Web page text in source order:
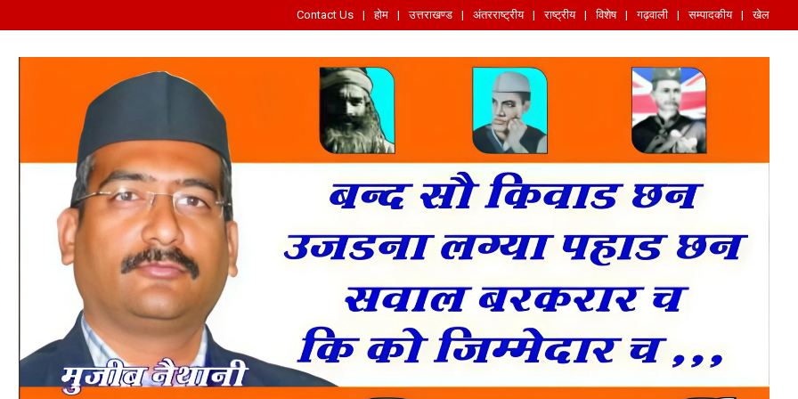
Contact Us होम उत्तराखण्ड अंतरराष्ट्रीय राष्ट्रीय विशेष गढ़वाली सम्पादकीय खेल